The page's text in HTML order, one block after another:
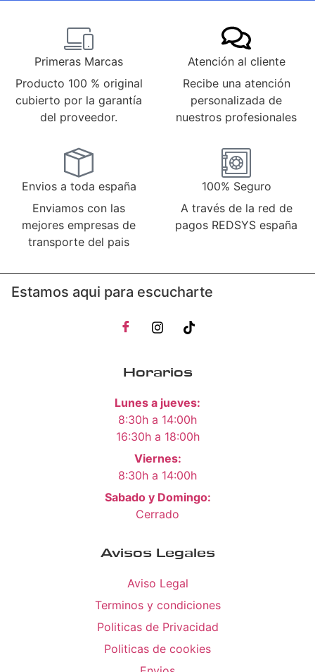
Primeras Marcas
Producto 100 % original
cubierto por la garantía
del proveedor.
Atención al cliente
Recibe una atención
personalizada de
nuestros profesionales
Envios a toda españa
Enviamos con las
mejores empresas de
transporte del pais
100% Seguro
A través de la red de
pagos REDSYS españa
Estamos aqui para escucharte
Horarios
Lunes a jueves:
8:30h a 14:00h
16:30h a 18:00h
Viernes:
8:30h a 14:00h
Sabado y Domingo:
Cerrado
Avisos Legales
Aviso Legal
Terminos y condiciones
Politicas de Privacidad
Politicas de cookies